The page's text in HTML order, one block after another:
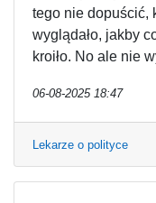
tego nie dopuścić,
wyglądało, jakby
kroiło. No ale nie
06-08-2025 18:47
Lekarze o polityce